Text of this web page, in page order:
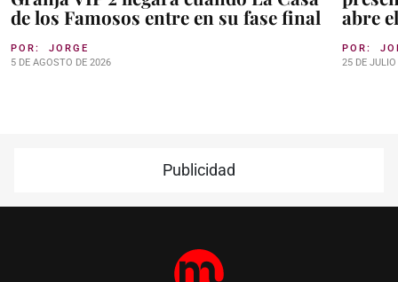
de los Famosos entre en su fase final
POR: JORGE
5 DE AGOSTO DE 2026
abre
POR:
25 DE
Publicidad